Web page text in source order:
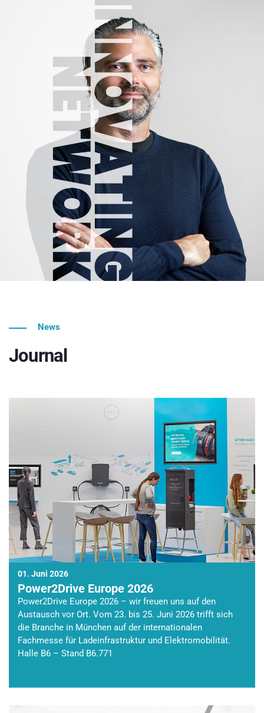
News
Journal
01. Juni 2026
Power2Drive Europe 2026
Power2Drive Europe 2026 – wir freuen uns auf den
Austausch vor Ort. Vom 23. bis 25. Juni 2026 trifft sich
die Branche in München auf der internationalen
Fachmesse für Ladeinfrastruktur und Elektromobilität.
Halle B6 – Stand B6.771